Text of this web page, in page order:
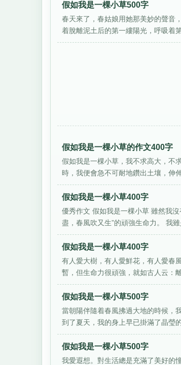
假如我是一棵小草500字
春天來了，春姑娘用她那美妙的聲
着脫離泥土后的第一縷陽光，呼吸着
假如我是一棵小草的作文400字
假如我是一棵小草，我不求高大，不
時，我便會急不可耐地鑽出土壤，伸
假如我是一棵小草400字
優秀作文 假如我是一棵小草 雖然我
盡，春風吹又生”的頑強生命力。 我
假如我是一棵小草400字
有人愛大樹，有人愛鮮花，有人愛春
暫，但生命力很頑強，就如古人云：
假如我是一棵小草500字
當朝陽伴隨着春風拂過大地的時候，
到了夏天，我的身上早已掛滿了晶瑩
假如我是一棵小草500字
我愛遐想。對生活總是充滿了美好的